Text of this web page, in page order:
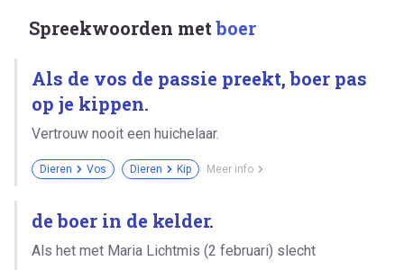
Spreekwoorden metboer
Als de vos de passie preekt, boer pas
op je kippen.
Vertrouw nooit een huichelaar.
Dieren Vos Dieren Kip Meer info
de boer in de kelder.
Als het met Maria Lichtmis (2 februari) slecht